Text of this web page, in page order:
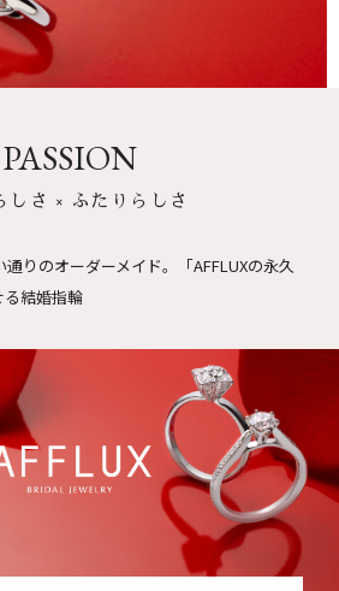
PASSION
しさ × ふたりらしさ
りのオーダーメイド。
「AFFLUXの永久
結婚指輪